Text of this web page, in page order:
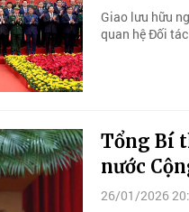
Giao lưu hữu
quan hệ Đối
Tổng Bí
nước
26/01/2026